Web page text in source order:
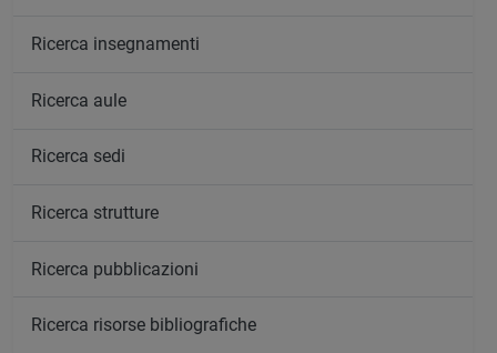
Ricerca insegnamenti
Ricerca aule
Ricerca sedi
Ricerca strutture
Ricerca pubblicazioni
Ricerca risorse bibliografiche